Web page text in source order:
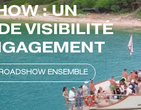
: UN
VISIBILITÉ
ENSEMBLE